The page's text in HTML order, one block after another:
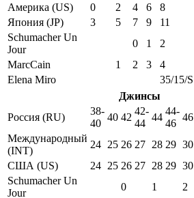
Америка (US)
0 2 4 6 8
Япония (JP)
3 5 7 9 11
Schumacher Un
Jour
0 1 2
MarcCain
1 2 3 4
Elena Miro
35/15/S
Джинсы
Россия (RU)
38-
40
40 42
42-
44
44
44-
46
46
Международный
(INT)
24 25 26 27 28 29 30
США (US)
24 25 26 27 28 29 30
Schumacher Un
Jour
0 1 2